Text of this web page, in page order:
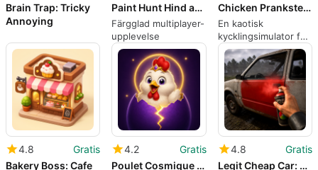
Brain Trap: Tricky
Annoying
Paint Hunt Hind and Seek
Färgglad multiplayer-
upplevelse
Chicken Prankster: Farm Chaos
En kaotisk
kycklingsimulator för
snabba mobilbus-
sessioner
4.8
Gratis
Bakery Boss: Cafe
4.2
Gratis
Poulet Cosmique : Ascension
4.8
Gratis
Legit Cheap Car: Repair Sell